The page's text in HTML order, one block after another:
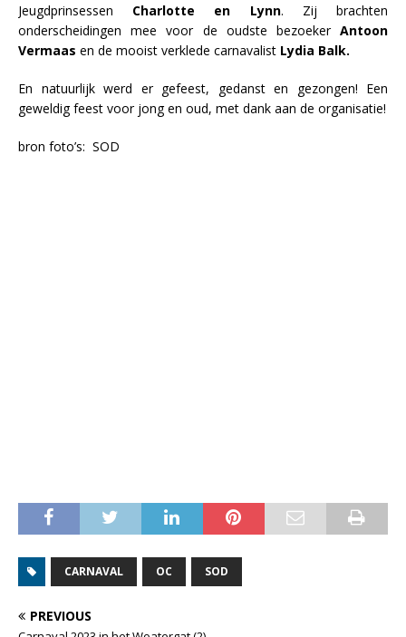
Jeugdprinsessen Charlotte en Lynn. Zij brachten
onderscheidingen mee voor de oudste bezoeker Antoon
Vermaas en de mooist verklede carnavalist Lydia Balk.
En natuurlijk werd er gefeest, gedanst en gezongen! Een
geweldig feest voor jong en oud, met dank aan de organisatie!
bron foto’s: SOD
CARNAVAL OC SOD
PREVIOUS